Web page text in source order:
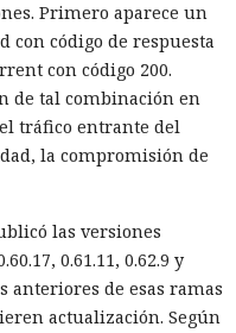
Primero aparece un
con código de respuesta
con código 200.
de tal combinación en
tráfico entrante del
la compromisión de
las versiones
0.61.11, 0.62.9 y
anteriores de esas ramas
actualización. Según